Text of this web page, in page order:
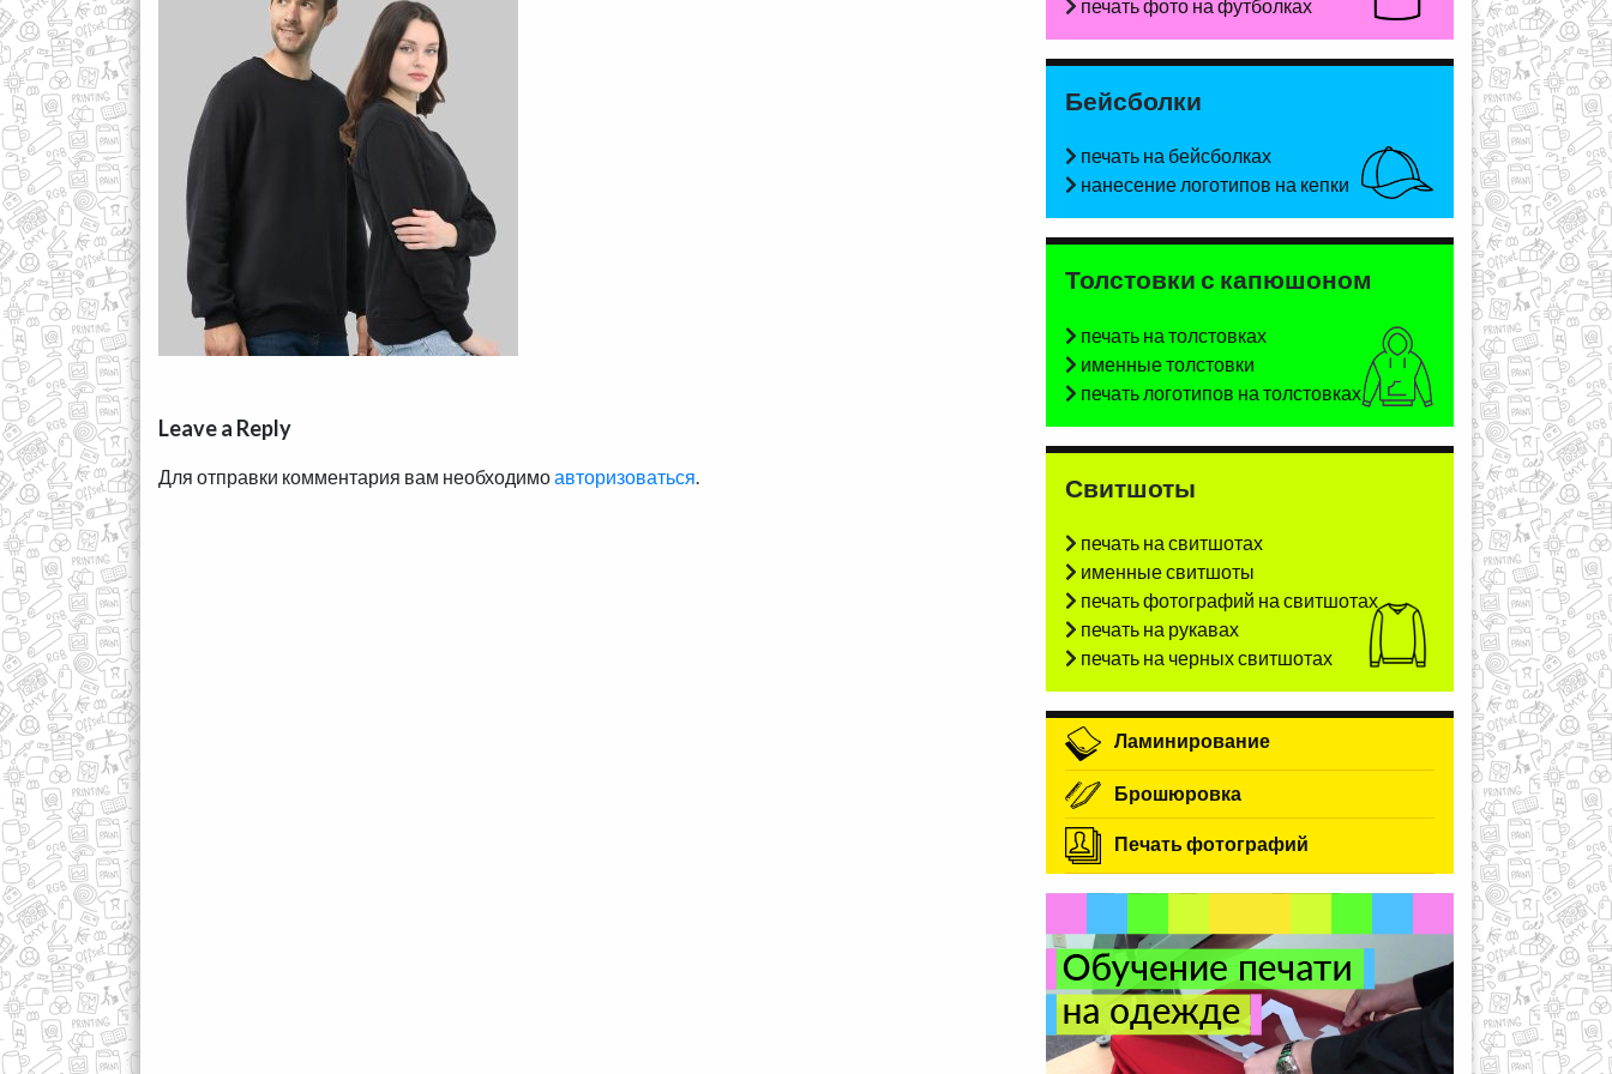
Leave a Reply
Для отправки комментария вам необходимоавторизоваться
печать фото на футболках
Бейсболки
печать на бейсболках
нанесение логотипов на кепки
Толстовки с капюшоном
печать на толстовках
именные толстовки
печать логотипов на толстовках
Свитшоты
печать на свитшотах
именные свитшоты
печать фотографий на свитшотах
печать на рукавах
печать на черных свитшотах
Ламинирование
Брошюровка
Печать фотографий